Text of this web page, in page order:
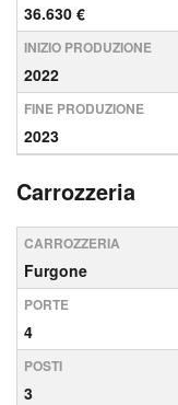
36.630 €
INIZIO PRODUZIONE
2022
FINE PRODUZIONE
2023
Carrozzeria
CARROZZERIA
Furgone
PORTE
4
POSTI
3